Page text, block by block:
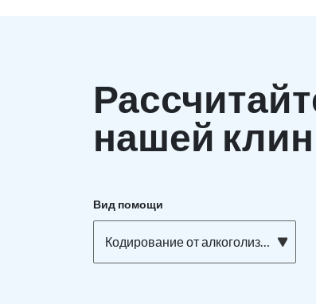
нашей
Вид помощи
Кодирование от алкоголизма ТОРПЕДО на дому